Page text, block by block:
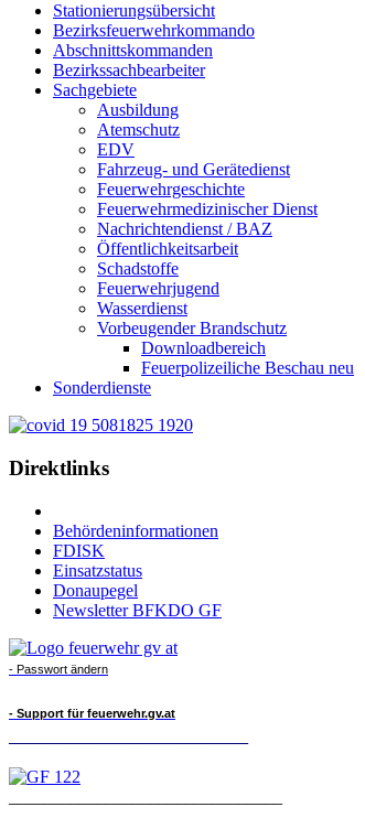
Stationierungsübersicht
Bezirksfeuerwehrkommando
Abschnittskommanden
Bezirkssachbearbeiter
Sachgebiete
Ausbildung
Atemschutz
EDV
Fahrzeug- und Gerätedienst
Feuerwehrgeschichte
Feuerwehrmedizinischer Dienst
Nachrichtendienst / BAZ
Öffentlichkeitsarbeit
Schadstoffe
Feuerwehrjugend
Wasserdienst
Vorbeugender Brandschutz
Downloadbereich
Feuerpolizeiliche Beschau neu
Sonderdienste
Direktlinks
Behördeninformationen
FDISK
Einsatzstatus
Donaupegel
Newsletter BFKDO GF
- Passwort ändern
- Support für feuerwehr.gv.at